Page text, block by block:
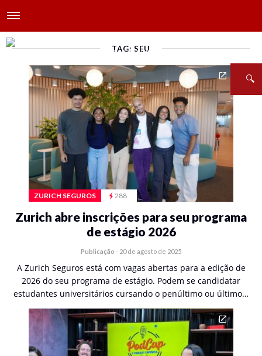
TAG: SEU
ZURICH SEGUROS 288
Zurich abre inscrições para seu programa
de estágio 2026
Publicação - 20 de agosto de 2025
A Zurich Seguros está com vagas abertas para a edição de
2026 do seu programa de estágio. Podem se candidatar
estudantes universitários cursando o penúltimo ou último…